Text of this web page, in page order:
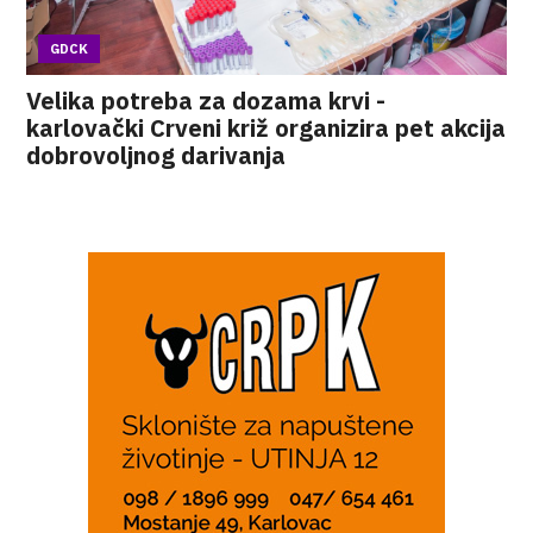
GDCK
Velika potreba za dozama krvi -
karlovački Crveni križ organizira pet akcija
dobrovoljnog darivanja